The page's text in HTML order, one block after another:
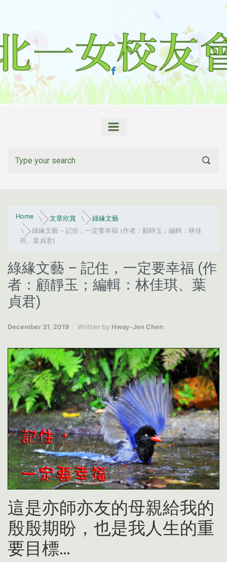
Home 文章欣賞
綠緣文藝
綠緣文藝 – 記住，一定要幸福 (作者：顧靜玉；編輯：林佳
琪、葉貞君)
綠緣文藝 – 記住，一定要幸福 (作
者：顧靜玉；編輯：林佳琪、葉
貞君)
December 31, 2019 Written by Hway-Jen Chen
這是亦師亦友的母親給我的
殷殷期盼，也是我人生的重
要目標…